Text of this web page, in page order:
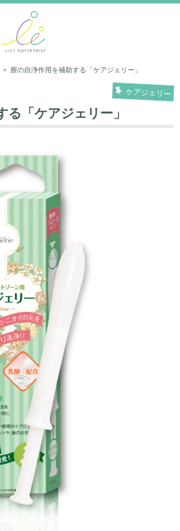
膣の自浄作用を補助する「ケアジェリー」
ケアジェリー
「ケアジェリー」